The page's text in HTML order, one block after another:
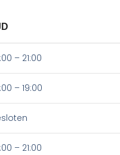
– 21:00
– 19:00
– 21:00